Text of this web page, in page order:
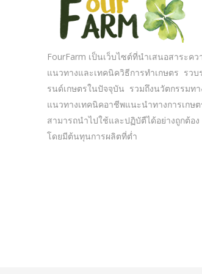
FourFarm เป็นเว็บไซต์ที่นำเสนอสาระค
แนวทางและเทคนิควิธีการทำเกษตร รวบ
รนด์เกษตรในปัจจุบัน รวมถึงนวัตกรรมทา
แนวทางเทคนิคอาชีพแนะนำทางการเกษต
สามารถนำไปใช้และปฏิบัตืได้อย่างถูกต้อ
โดยมีต้นทุนการผลิตที่ต่ำ